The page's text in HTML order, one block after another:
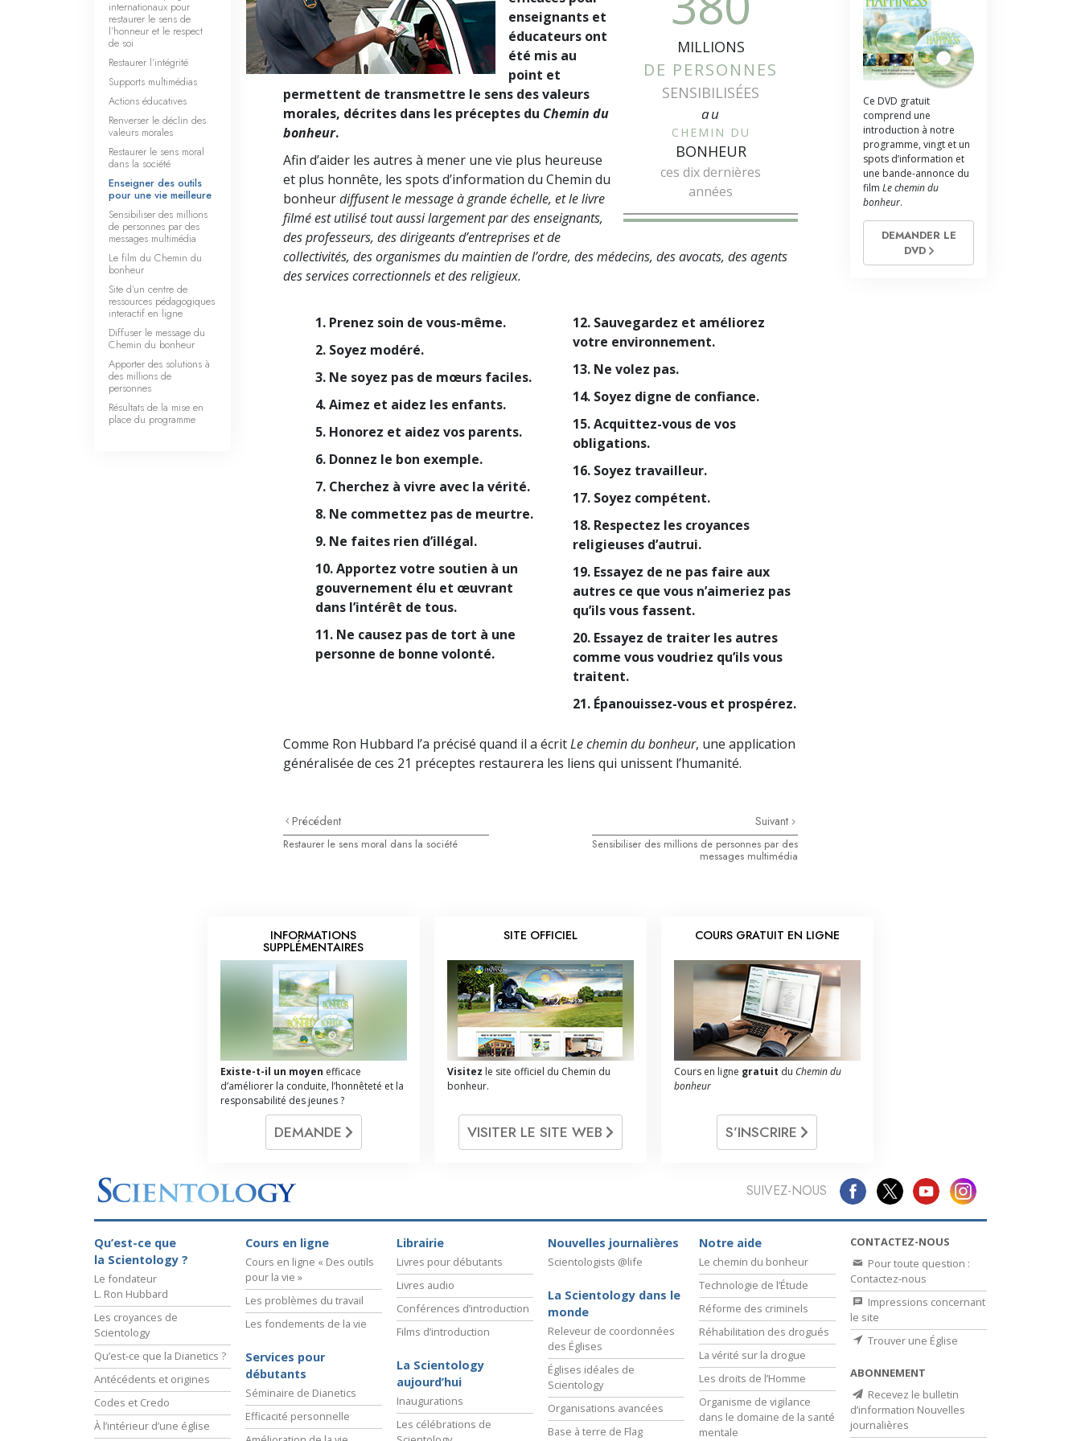
MILLIONS
DE PERSONNES
SENSIBILISÉES
au
CHEMIN DU
BONHEUR
ces dix dernières
années
enseignants et
éducateurs ont
été mis au
point et
permettent de transmettre le sens des valeurs
morales, décrites dans les préceptes du Chemin du
bonheur.
Afin d’aider les autres à mener une vie plus heureuse
et plus honnête, les spots d’information du Chemin du
bonheurdiffusent le message à grande échelle, et le livre
filmé est utilisé tout aussi largement par des enseignants,
des professeurs, des dirigeants d’entreprises et de
collectivités, des organismes du maintien de l’ordre, des médecins, des avocats, des agents
des services correctionnels et des religieux.
1. Prenez soin de vous-même.
2. Soyez modéré.
3. Ne soyez pas de mœurs faciles.
4. Aimez et aidez les enfants.
5. Honorez et aidez vos parents.
6. Donnez le bon exemple.
7. Cherchez à vivre avec la vérité.
8. Ne commettez pas de meurtre.
9. Ne faites rien d’illégal.
10. Apportez votre soutien à un
gouvernement élu et œuvrant
dans l’intérêt de tous.
11. Ne causez pas de tort à une
personne de bonne volonté.
12. Sauvegardez et améliorez
votre environnement.
13. Ne volez pas.
14. Soyez digne de confiance.
15. Acquittez-vous de vos
obligations.
16. Soyez travailleur.
17. Soyez compétent.
18. Respectez les croyances
religieuses d’autrui.
19. Essayez de ne pas faire aux
autres ce que vous n’aimeriez pas
qu’ils vous fassent.
20. Essayez de traiter les autres
comme vous voudriez qu’ils vous
traitent.
21. Épanouissez-vous et prospérez.
Comme Ron Hubbard l’a précisé quand il a écritLe chemin du bonheur, une application
généralisée de ces 21 préceptes restaurera les liens qui unissent l’humanité.
Précédent
Restaurer le sens moral dans la société
Suivant
Sensibiliser des millions de personnes par des
messages multimédia
internationaux pour
restaurer le sens de
l’honneur et le respect
de soi
Restaurer l’intégrité
Supports multimédias
Actions éducatives
Renverser le déclin des
valeurs morales
Restaurer le sens moral
dans la société
Enseigner des outils
pour une vie meilleure
Sensibiliser des millions
de personnes par des
messages multimédia
Le film du Chemin du
bonheur
Site d’un centre de
ressources pédagogiques
interactif en ligne
Diffuser le message du
Chemin du bonheur
Apporter des solutions à
des millions de
personnes
Résultats de la mise en
place du programme
Ce DVD gratuit
comprend une
introduction à notre
programme, vingt et un
spots d’information et
une bande-annonce du
film Le chemin du
bonheur.
DEMANDER LE
DVD
INFORMATIONS
SUPPLÉMENTAIRES
Existe-t-il un moyen efficace
d’améliorer la conduite, l’honnêteté et la
responsabilité des jeunes ?
DEMANDE
SITE OFFICIEL
Visitez le site officiel du Chemin du
bonheur.
VISITER LE SITE WEB
COURS GRATUIT EN LIGNE
Cours en ligne gratuit du Chemin du
bonheur
S’INSCRIRE
SUIVEZ-NOUS
Qu’est-ce que
la Scientology ?
Le fondateur
L. Ron Hubbard
Les croyances de
Scientology
Qu’est-ce que la Dianetics ?
Antécédents et origines
Codes et Credo
À l’intérieur d’une église
Cours en ligne
Cours en ligne « Des outils
pour la vie »
Les problèmes du travail
Les fondements de la vie
Services pour
débutants
Séminaire de Dianetics
Efficacité personnelle
Librairie
Livres pour débutants
Livres audio
Conférences d’introduction
Films d’introduction
La Scientology
aujourd’hui
Inaugurations
Les célébrations de
Nouvelles journalières
Scientologists @life
La Scientology dans le
monde
Releveur de coordonnées
des Églises
Églises idéales de
Scientology
Organisations avancées
Base à terre de Flag
Notre aide
Le chemin du bonheur
Technologie de l’Étude
Réforme des criminels
Réhabilitation des drogués
La vérité sur la drogue
Les droits de l’Homme
Organisme de vigilance
dans le domaine de la santé
mentale
CONTACTEZ-NOUS
Pour toute question :
Contactez-nous
Impressions concernant
le site
Trouver une Église
ABONNEMENT
Recevez le bulletin
d’information Nouvelles
journalières